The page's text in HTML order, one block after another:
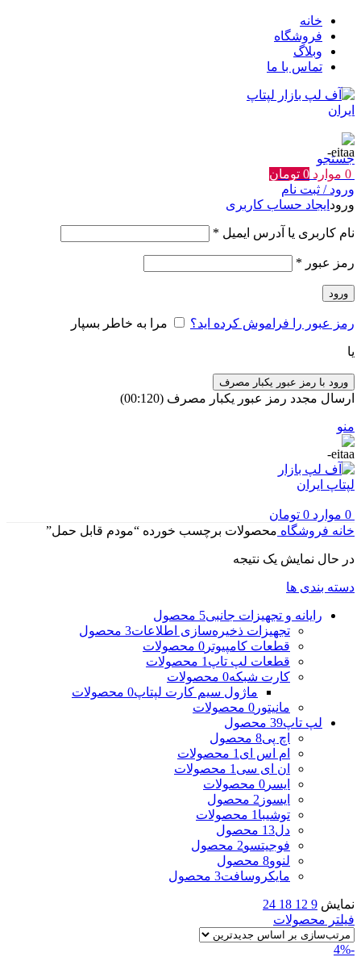
خانه
فروشگاه
وبلاگ
تماس با ما
جستجو
0 موارد 0 تومان
ورود / ثبت نام
ورود ایجاد حساب کاربری
نام کاربری یا آدرس ایمیل *
رمز عبور *
ورود
رمز عبور را فراموش کرده اید؟ مرا به خاطر بسپار
یا
ورود با رمز عبور یکبار مصرف
ارسال مجدد رمز عبور یکبار مصرف (00:
120
)
منو
0 موارد 0 تومان
خانه فروشگاه محصولات برچسب خورده “مودم قابل حمل”
در حال نمایش یک نتیجه
دسته بندی ها
رایانه و تجهیزات جانبی5 محصول
تجهیزات ذخیره‌سازی اطلاعات3 محصول
قطعات کامپیوتر 0 محصولات
قطعات لپ تاپ 1 محصولات
کارت شبکه0 محصولات
ماژول سیم کارت لپتاپ0 محصولات
مانیتور 0 محصولات
لپ تاپ39 محصول
اچ پی8 محصول
ام اس ای 1 محصولات
ان ای سی 1 محصولات
ایسر 0 محصولات
ایسوز 2 محصول
توشیبا 1 محصولات
دل13 محصول
فوجیتسو2 محصول
لنوو8 محصول
مایکروسافت3 محصول
نمایش 9
12
18
24
فیلتر محصولات
-4%